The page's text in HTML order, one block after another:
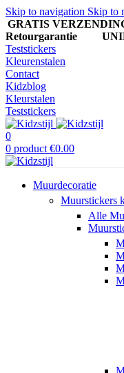
Skip to navigation Skip to
GRATIS
Retourgarantie
Teststickers
Kleurenstalen
Contact
Kidzblog
Kleurstalen
Teststickers
0
0 product €0.00
Muurdecoratie
Muurstickers
Alle